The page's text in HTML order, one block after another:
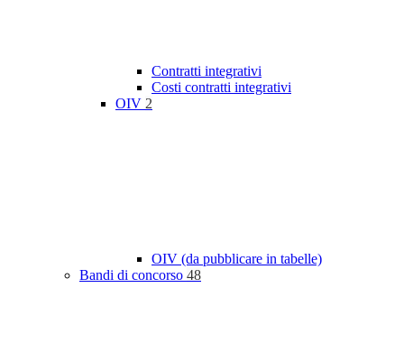
Contratti integrativi
Costi contratti integrativi
OIV 2
OIV (da pubblicare in tabelle)
Bandi di concorso 48